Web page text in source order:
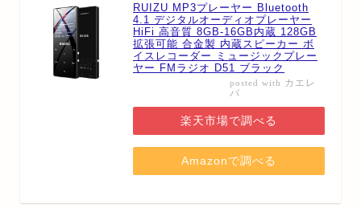
RUIZU MP3プレーヤー Bluetooth
4.1 デジタルオーディオプレーヤー
HiFi 高音質 8GB-16GB内蔵 128GB
拡張可能 合金製 内蔵スピーカー ボ
イスレコーダー ミュージックプレー
ヤー FMラジオ D51 ブラック
posted with カエレ
バ
楽天市場で調べる
Amazonで調べる